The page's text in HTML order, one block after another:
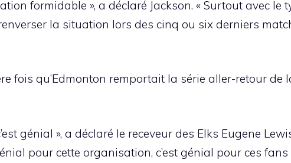
formidable », a déclaré Jackson. « Surtout avec
la situation lors des cinq ou six derniers
fois qu’Edmonton remportait la série aller-retour
génial », a déclaré le receveur des Elks Eugene
pour cette organisation, c’est génial pour ces